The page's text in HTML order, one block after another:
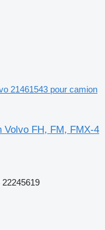
21461543 pour camion
Volvo FH, FM, FMX-4
22245619